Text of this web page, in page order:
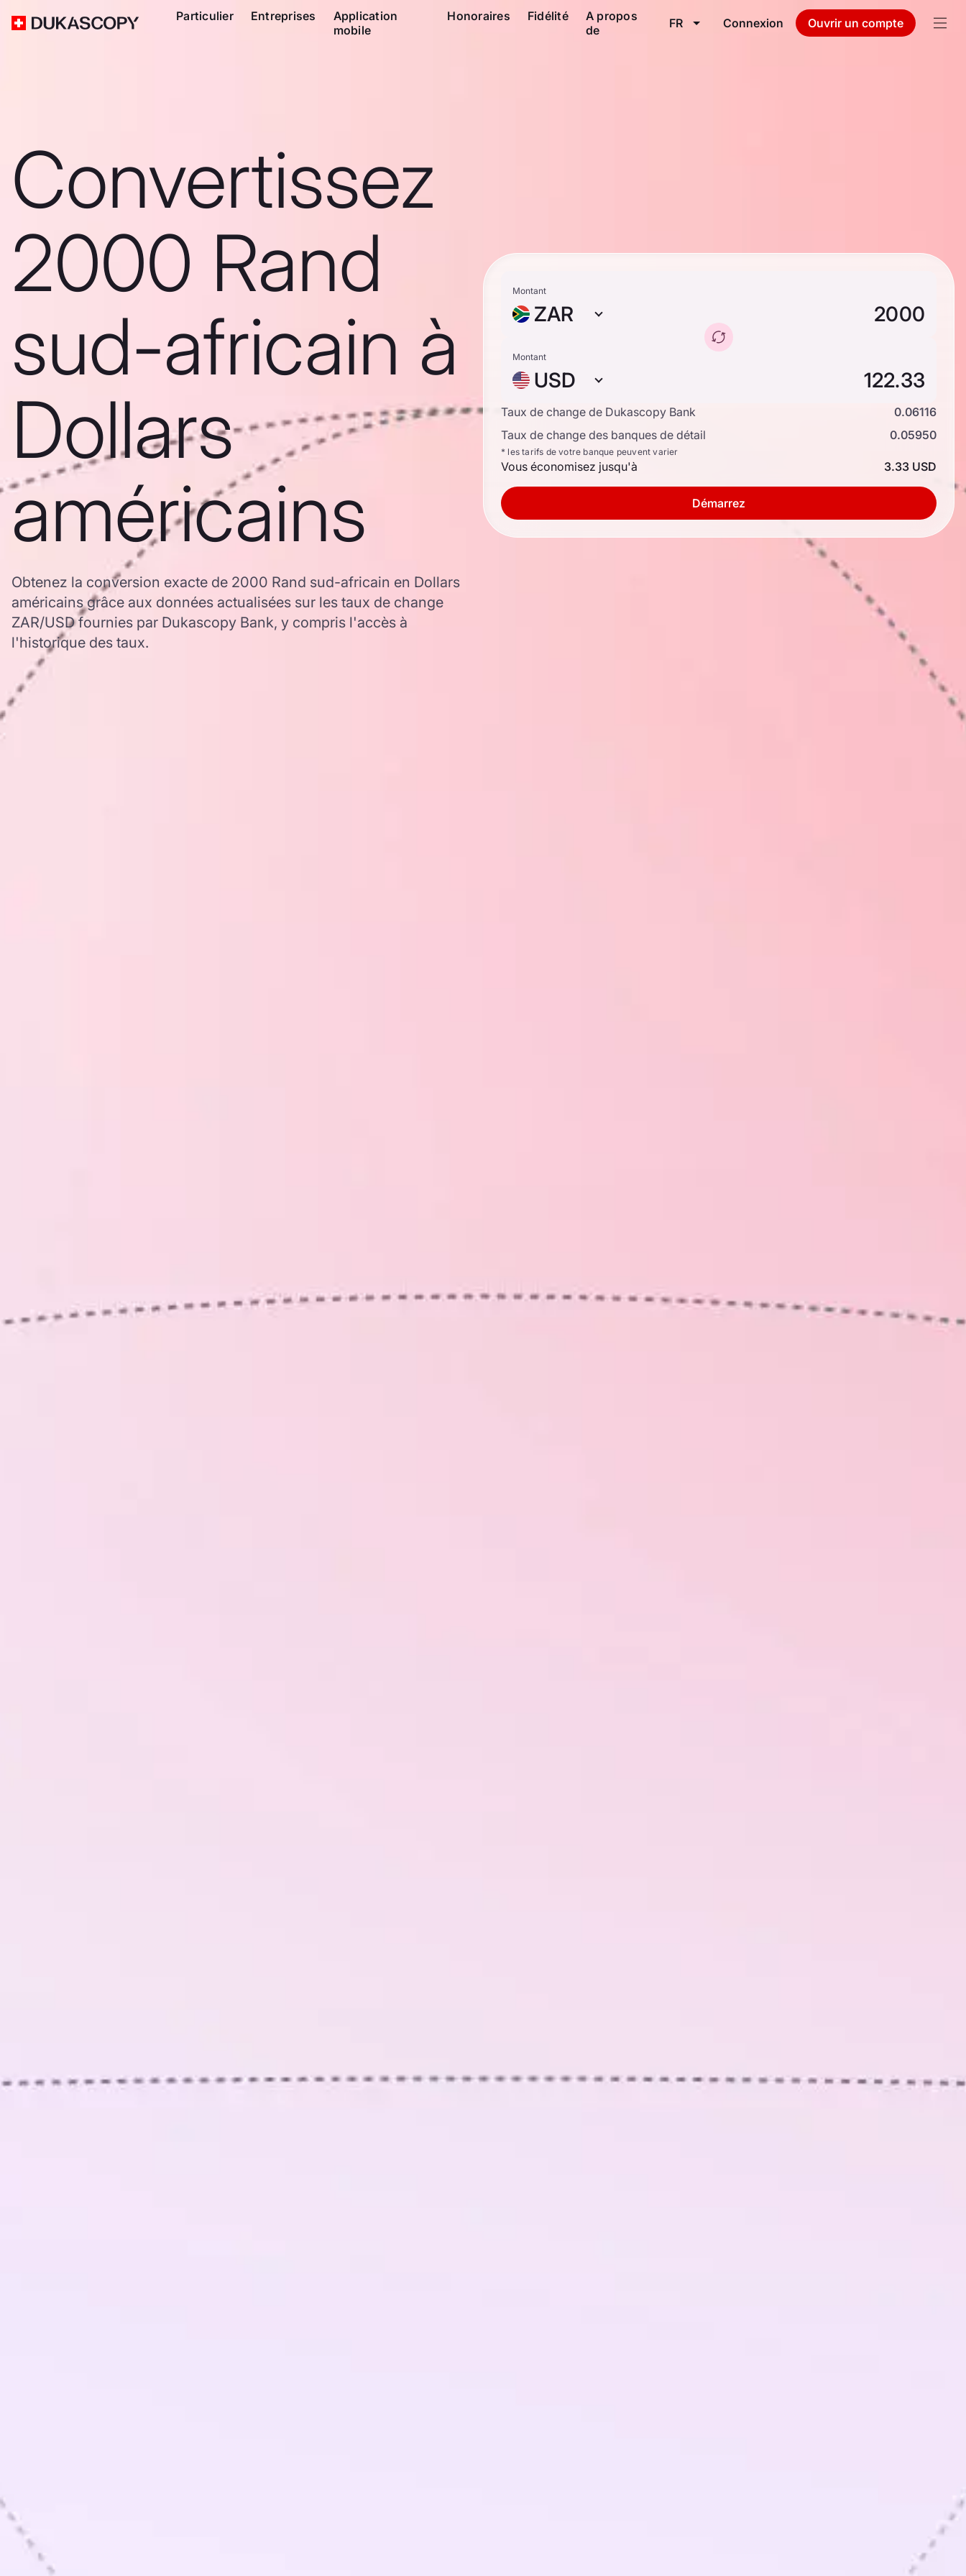
Particulier Entreprises
Application
mobile
Honoraires Fidélité
A propos
de
FR Connexion Ouvrir un compte
Convertissez
2000 Rand
sud-africain à
Dollars
américains
Obtenez la conversion exacte de 2000 Rand sud-africain en Dollars
américains grâce aux données actualisées sur les taux de change
ZAR/USD fournies par Dukascopy Bank, y compris l'accès à
l'historique des taux.
Montant
ZAR
Montant
USD
Taux de change de Dukascopy Bank
0.06116
Taux de change des banques de détail
0.05950
* les tarifs de votre banque peuvent varier
Vous économisez jusqu'à 3.33 USD
Démarrez